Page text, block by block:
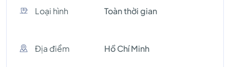
Loại hình Toàn thời gian
Địa điểm Hồ Chí Minh